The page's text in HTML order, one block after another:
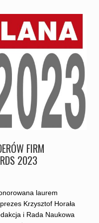
FIRM
2023
laurem
Krzysztof Horała
i Rada Naukowa